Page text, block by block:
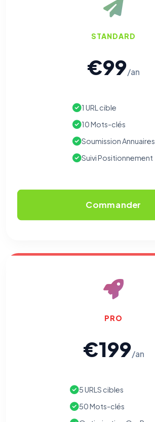
STANDARD
€99/an
1 URL cible
10 Mots-clés
Soumission Annuaires
Suivi Positionnement
Commander
PRO
€199/an
5 URLS cibles
50 Mots-clés
peuvent pas être désactivés.